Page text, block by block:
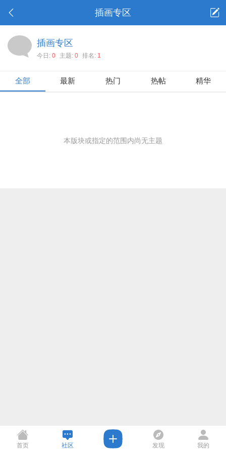
插画专区
插画专区
今日: 0 主题: 0 排名: 1
全部 最新 热门 热帖 精华
本版块或指定的范围内尚无主题
首页 社区 发现 我的